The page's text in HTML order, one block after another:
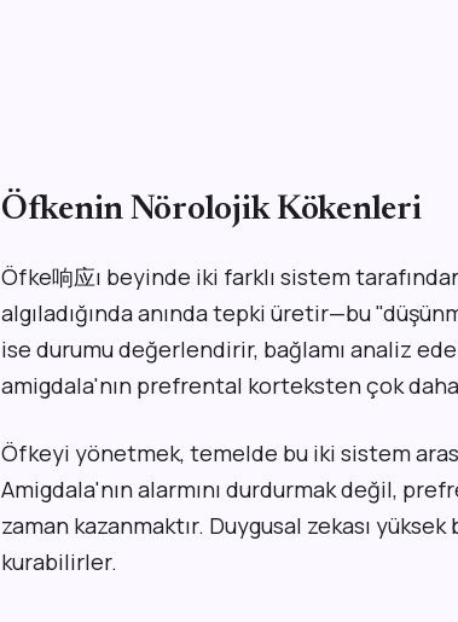
Öfkenin Nörolojik Kökenleri
Öfke响应ı beyinde iki farklı sistem
algıladığında anında tepki üretir—bu
ise durumu değerlendirir, bağlamı analiz
amigdala'nın prefrental korteksten çok
Öfkeyi yönetmek, temelde bu iki sistem
Amigdala'nın alarmını durdurmak değil,
zaman kazanmaktır. Duygusal zekası
kurabilirler.